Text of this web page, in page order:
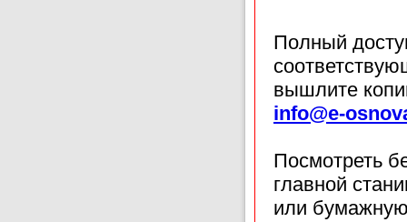
Полный
вышлите
info@e-
Посмотреть
главной
или